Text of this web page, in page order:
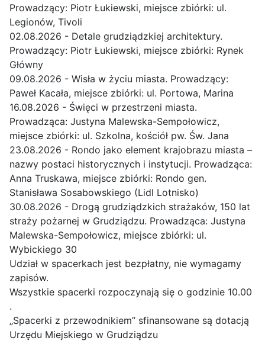
Prowadzący: Piotr Łukiewski, miejsce zbiórki: ul.
Legionów, Tivoli
02.08.2026 - Detale grudziądzkiej architektury.
Prowadzący: Piotr Łukiewski, miejsce zbiórki: Rynek
Główny
09.08.2026 - Wisła w życiu miasta. Prowadzący:
Paweł Kacała, miejsce zbiórki: ul. Portowa, Marina
16.08.2026 - Święci w przestrzeni miasta.
Prowadząca: Justyna Malewska-Sempołowicz,
miejsce zbiórki: ul. Szkolna, kościół pw. Św. Jana
23.08.2026 - Rondo jako element krajobrazu miasta –
nazwy postaci historycznych i instytucji. Prowadząca:
Anna Truskawa, miejsce zbiórki: Rondo gen.
Stanisława Sosabowskiego (Lidl Lotnisko)
30.08.2026 - Drogą grudziądzkich strażaków, 150 lat
straży pożarnej w Grudziądzu. Prowadząca: Justyna
Malewska-Sempołowicz, miejsce zbiórki: ul.
Wybickiego 30
Udział w spacerkach jest bezpłatny, nie wymagamy
zapisów.
Wszystkie spacerki rozpoczynają się o godzinie 10.00
.
„Spacerki z przewodnikiem” sfinansowane są dotacją
Urzędu Miejskiego w Grudziądzu